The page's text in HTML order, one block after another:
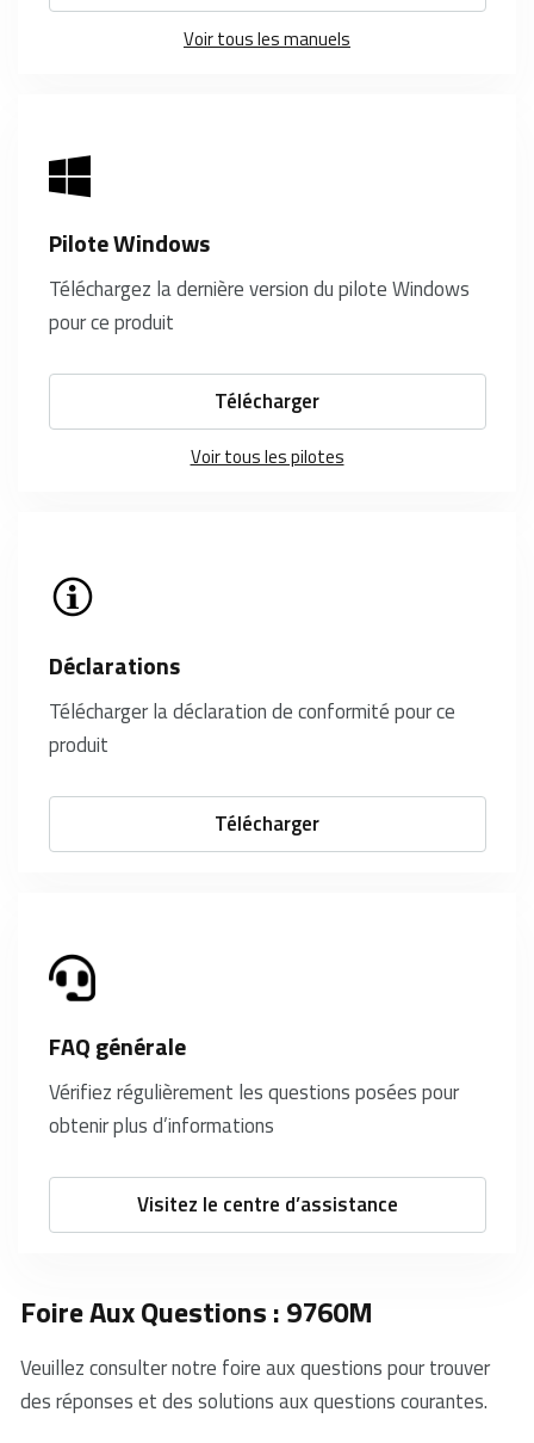
Voir tous les manuels
Pilote Windows
Téléchargez la dernière version du pilote Windows
pour ce produit
Télécharger
Voir tous les pilotes
Déclarations
Télécharger la déclaration de conformité pour ce
produit
Télécharger
FAQ générale
Vérifiez régulièrement les questions posées pour
obtenir plus d’informations
Visitez le centre d’assistance
Foire Aux Questions : 9760M
Veuillez consulter notre foire aux questions pour trouver
des réponses et des solutions aux questions courantes.